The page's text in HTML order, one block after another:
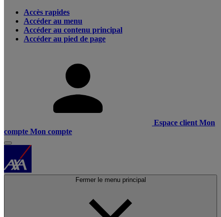
Accès rapides
Accéder au menu
Accéder au contenu principal
Accéder au pied de page
Espace client Mon
compte Mon compte
Fermer le menu principal